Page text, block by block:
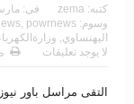
كتبه: zema فى: مارس 05,
وسوم: powrnews
اليهنساوي
لا يوجد تعليقات
التقى مراسل باور